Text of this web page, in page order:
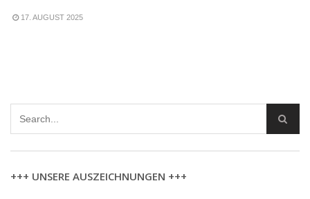
17. AUGUST 2025
+++ UNSERE AUSZEICHNUNGEN +++